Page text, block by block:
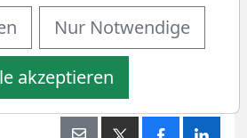
Nur Notwendige
akzeptieren